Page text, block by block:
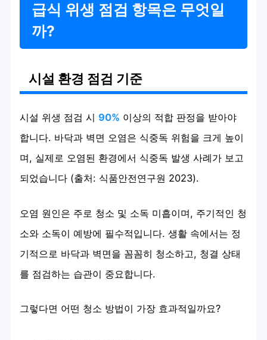
급식 위생 점검 항목은 무엇일
까?
시설 환경 점검 기준
시설 위생 점검 시 90% 이상의 적합 판정을 받아야
합니다. 바닥과 벽면 오염은 식중독 위험을 크게 높이
며, 실제로 오염된 환경에서 식중독 발생 사례가 보고
되었습니다 (출처: 식품안전연구원 2023).
오염 원인은 주로 청소 및 소독 미흡이며, 주기적인 청
소와 소독이 예방에 필수적입니다. 생활 속에서는 정
기적으로 바닥과 벽면을 꼼꼼히 청소하고, 청결 상태
를 점검하는 습관이 중요합니다.
그렇다면 어떤 청소 방법이 가장 효과적일까요?